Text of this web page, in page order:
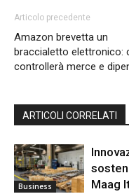
Articolo precedente
Amazon brevetta un
braccialetto elettronico:
controllerà merce e
ARTICOLI CORRELATI
Business
Maag